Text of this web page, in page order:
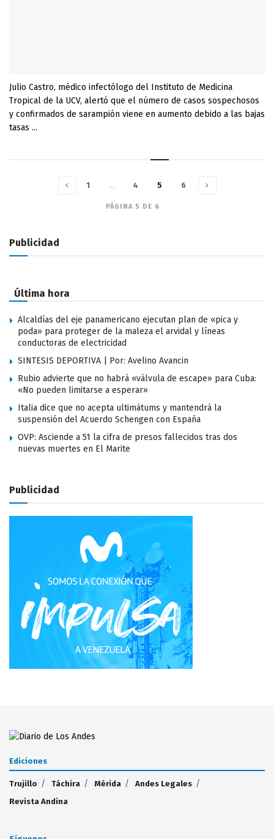
Julio Castro, médico infectólogo del Instituto de Medicina
Tropical de la UCV, alertó que el número de casos sospechosos
y confirmados de sarampión viene en aumento debido a las bajas
tasas ...
PÁGINA 5 DE 6
1 … 4 5 6
Publicidad
Última hora
Alcaldías del eje panamericano ejecutan plan de «pica y
poda» para proteger de la maleza el arvidal y líneas
conductoras de electricidad
SINTESIS DEPORTIVA | Por: Avelino Avancin
Rubio advierte que no habrá «válvula de escape» para Cuba:
«No pueden limitarse a esperar»
Italia dice que no acepta ultimátums y mantendrá la
suspensión del Acuerdo Schengen con España
OVP: Asciende a 51 la cifra de presos fallecidos tras dos
nuevas muertes en El Marite
Publicidad
Ediciones
Trujillo Táchira Mérida
Andes Legales
Revista Andina